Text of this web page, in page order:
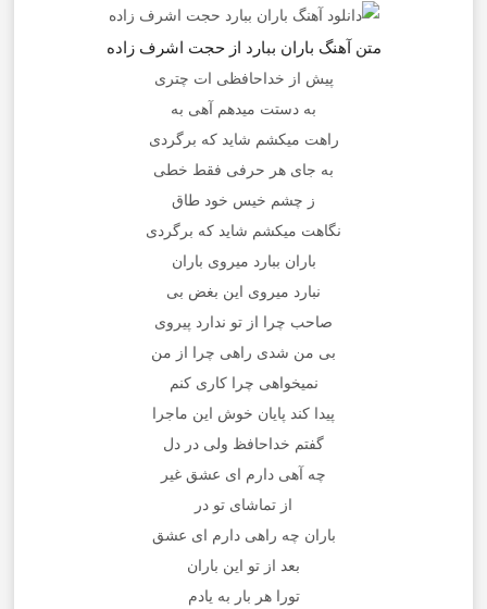
متن آهنگ باران ببارد از حجت اشرف زاده
پیش از خداحافظی ات چتری
به دستت میدهم آهی به
راهت میکشم شاید که برگردی
به جای هر حرفی فقط خطی
ز چشم خیس خود طاق
نگاهت میکشم شاید که برگردی
باران ببارد میروی باران
نبارد میروی این بغض بی
صاحب چرا از تو ندارد پیروی
بی من شدی راهی چرا از من
نمیخواهی چرا کاری کنم
پیدا کند پایان خوش این ماجرا
گفتم خداحافظ ولی در دل
چه آهی دارم ای عشق غیر
از تماشای تو در
باران چه راهی دارم ای عشق
بعد از تو این باران
تورا هر بار به یادم